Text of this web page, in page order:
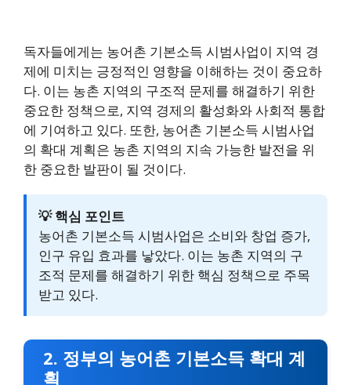
독자들에게는 농어촌 기본소득 시범사업이 지역 경
제에 미치는 긍정적인 영향을 이해하는 것이 중요하
다. 이는 농촌 지역의 구조적 문제를 해결하기 위한
중요한 정책으로, 지역 경제의 활성화와 사회적 통합
에 기여하고 있다. 또한, 농어촌 기본소득 시범사업
의 확대 계획은 농촌 지역의 지속 가능한 발전을 위
한 중요한 발판이 될 것이다.
💡 핵심 포인트
농어촌 기본소득 시범사업은 소비와 창업 증가,
인구 유입 효과를 낳았다. 이는 농촌 지역의 구
조적 문제를 해결하기 위한 핵심 정책으로 주목
받고 있다.
2. 정부의 농어촌 기본소득 확대 계
획